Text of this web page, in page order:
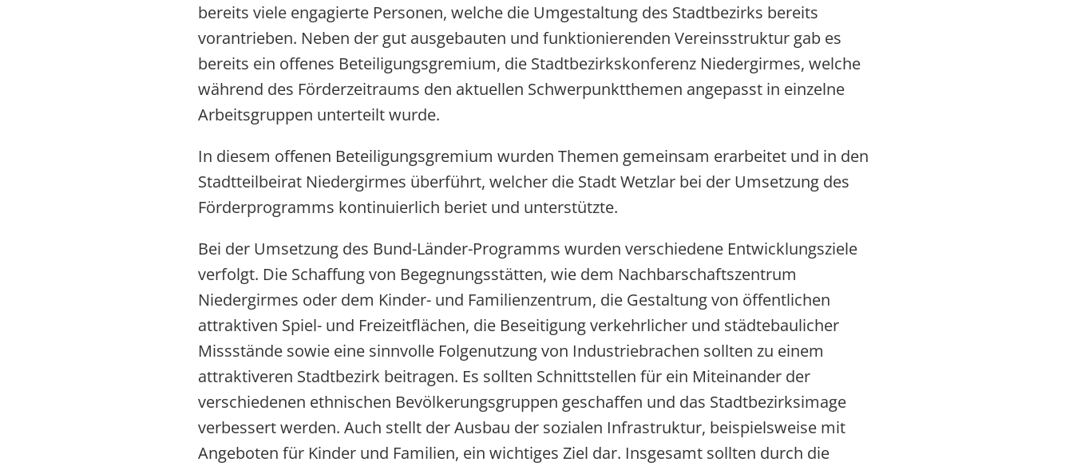
bereits viele engagierte Personen, welche die Umgestaltung des Stadtbezirks bereits
vorantrieben. Neben der gut ausgebauten und funktionierenden Vereinsstruktur gab es
bereits ein offenes Beteiligungsgremium, die Stadtbezirkskonferenz Niedergirmes, welche
während des Förderzeitraums den aktuellen Schwerpunktthemen angepasst in einzelne
Arbeitsgruppen unterteilt wurde.
In diesem offenen Beteiligungsgremium wurden Themen gemeinsam erarbeitet und in den
Stadtteilbeirat Niedergirmes überführt, welcher die Stadt Wetzlar bei der Umsetzung des
Förderprogramms kontinuierlich beriet und unterstützte.
Bei der Umsetzung des Bund-Länder-Programms wurden verschiedene Entwicklungsziele
verfolgt. Die Schaffung von Begegnungsstätten, wie dem Nachbarschaftszentrum
Niedergirmes oder dem Kinder- und Familienzentrum, die Gestaltung von öffentlichen
attraktiven Spiel- und Freizeitflächen, die Beseitigung verkehrlicher und städtebaulicher
Missstände sowie eine sinnvolle Folgenutzung von Industriebrachen sollten zu einem
attraktiveren Stadtbezirk beitragen. Es sollten Schnittstellen für ein Miteinander der
verschiedenen ethnischen Bevölkerungsgruppen geschaffen und das Stadtbezirksimage
verbessert werden. Auch stellt der Ausbau der sozialen Infrastruktur, beispielsweise mit
Angeboten für Kinder und Familien, ein wichtiges Ziel dar. Insgesamt sollten durch die